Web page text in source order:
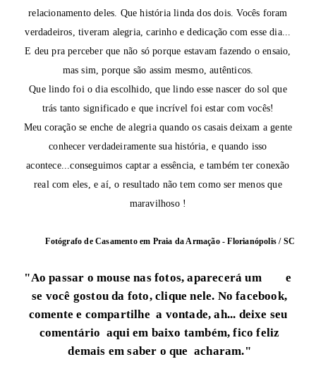
relacionamento deles. Que história linda dos dois. Vocês foram
verdadeiros, tiveram alegria, carinho e dedicação com esse dia...
E deu pra perceber que não só porque estavam fazendo o ensaio,
mas sim, porque são assim mesmo, autênticos.
Que lindo foi o dia escolhido, que lindo esse nascer do sol que
trás tanto significado e que incrível foi estar com vocês!
Meu coração se enche de alegria quando os casais deixam a gente
conhecer verdadeiramente sua história, e quando isso
acontece...conseguimos captar a essência, e também ter conexão
real com eles, e aí, o resultado não tem como ser menos que
maravilhoso !
Fotógrafo de Casamento em Praia da Armação - Florianópolis / SC
"Ao passar o mouse nas fotos, aparecerá um
e
se você gostou da foto, clique nele. No facebook,
comente e compartilhe a vontade, ah... deixe seu
comentário aqui em baixo também, fico feliz
demais em saber o que acharam."